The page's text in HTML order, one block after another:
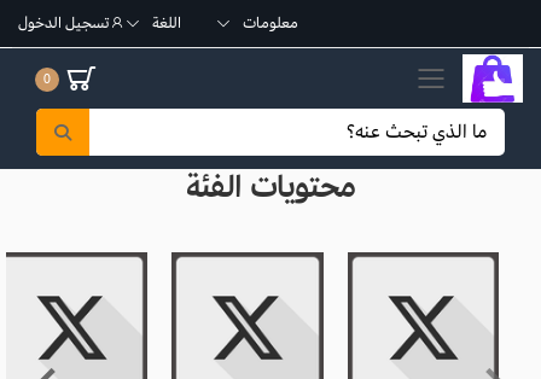
معلومات اللغة تسجيل الدخول
تبديل القائمة الجوال 0
محتويات الفئة